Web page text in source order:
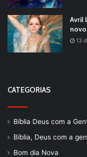
Avril
13
CATEGORIAS
Bíblia Deus com a
Bíblia, Deus com a
Bom dia Nova